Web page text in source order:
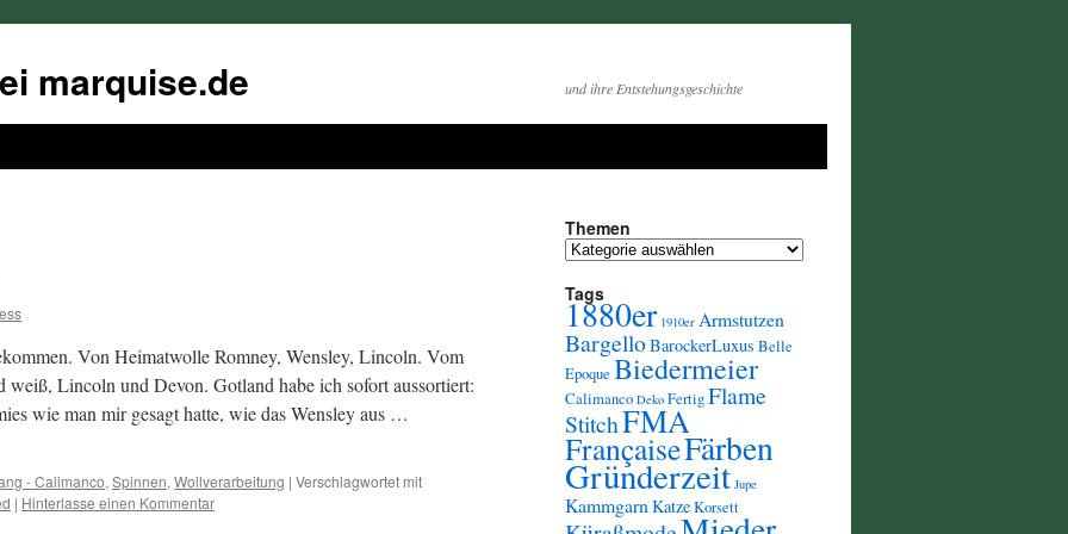
marquise.de und ihre Entstehungsgeschichte
Von Heimatwolle Romney, Wensley, Lincoln. Vom
weiß, Lincoln und Devon. Gotland habe ich sofort aussortiert:
wie man mir gesagt hatte, wie das Wensley aus …
- Calimanco, Spinnen, Wollverarbeitung | Verschlagwortet mit
| Hinterlasse einen Kommentar
Themen
Themen
Tags
1880er 1910er Armstutzen
BargelloBarockerLuxus Belle
Epoque Biedermeier
Calimanco Deko FertigFlame
StitchFMA
FrançaiseFärben
Gründerzeit Jupe
Kammgarn KatzeKorsett